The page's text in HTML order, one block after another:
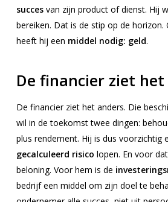
succesvan zijn product of dienst. Hij
bereiken. Dat is de stip op de horizon.
heeft hij een middel nodig: geld.
De financier ziet
De financier ziet het anders. Die
wil in de toekomst twee dingen:
plus rendement. Hij is dus voorzichtig
gecalculeerd risico lopen. En voor
beloning. Voor hem is de
bedrijf een middel om zijn doel te